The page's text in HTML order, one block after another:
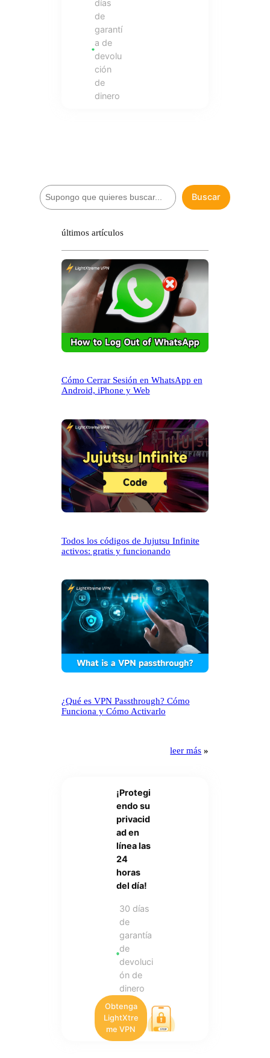
días
de
garantí
a de
devolu
ción
de
dinero
B
u
Buscar
últimos artículos
Cómo Cerrar Sesión en WhatsApp en
Android, iPhone y Web
Todos los códigos de Jujutsu Infinite
activos: gratis y funcionando
¿Qué es VPN Passthrough? Cómo
Funciona y Cómo Activarlo
leer más »
¡Protegi
endo su
privacid
ad en
línea las
24
horas
del día!
30 días
de
garantía
de
devoluci
ón de
dinero
Obtenga
LightXtre
me VPN